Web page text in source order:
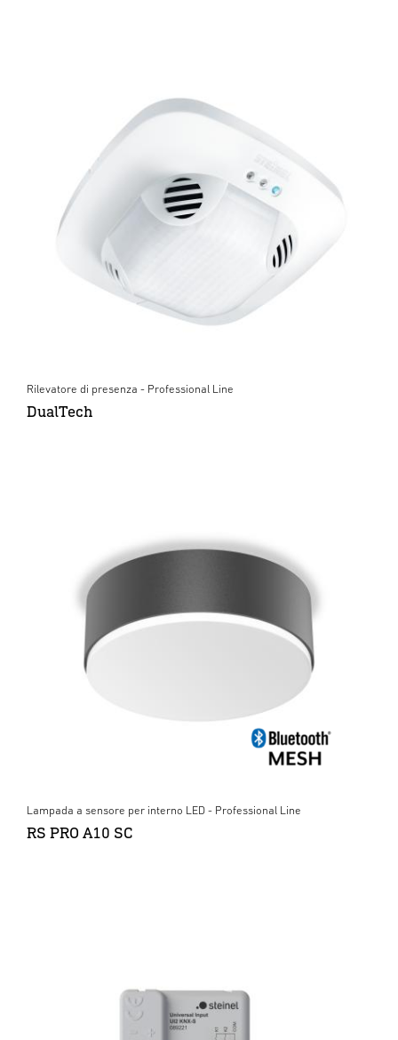
Rilevatore di presenza - Professional Line
DualTech
Lampada a sensore per interno LED - Professional Line
RS PRO A10 SC